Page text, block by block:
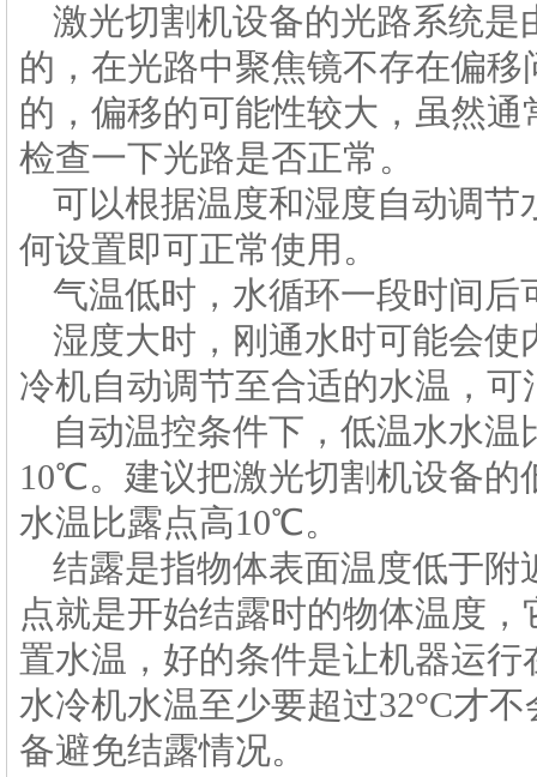
激光切割机设备的光路系统
的，在光路中聚焦镜不存在偏
的，偏移的可能性较大，虽然
检查一下光路是否正常。
可以根据温度和湿度自动调
何设置即可正常使用。
气温低时，水循环一段时间
湿度大时，刚通水时可能会
冷机自动调节至合适的水温，可
自动温控条件下，低温水水
10℃。建议把激光切割机设备
水温比露点高10℃。
结露是指物体表面温度低于
点就是开始结露时的物体温度
置水温，好的条件是让机器运
水冷机水温至少要超过32°C才
备避免结露情况。